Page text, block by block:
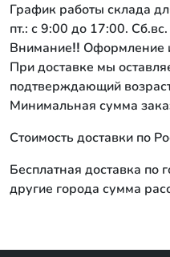
График работы склада
пт.: с 9:00 до 17:00.
Внимание‼ Оформление
При доставке мы
подтверждающий
Минимальная сумма
Стоимость доставки по
Бесплатная доставка по
другие города сумма